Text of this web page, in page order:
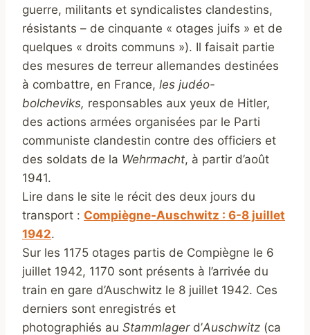
guerre, militants et syndicalistes clandestins,
résistants – de cinquante « otages juifs » et de
quelques « droits communs »). Il faisait partie
des mesures de terreur allemandes destinées
à combattre, en France, les judéo-
bolcheviks, responsables aux yeux de Hitler,
des actions armées organisées par le Parti
communiste clandestin contre des officiers et
des soldats de la Wehrmacht, à partir d’août
1941.
Lire dans le site le récit des deux jours du
transport : Compiègne-Auschwitz : 6-8 juillet
1942.
Sur les 1175 otages partis de Compiègne le 6
juillet 1942, 1170 sont présents à l’arrivée du
train en gare d’Auschwitz le 8 juillet 1942. Ces
derniers sont enregistrés et
photographiés au Stammlagerd’Auschwitz (ca